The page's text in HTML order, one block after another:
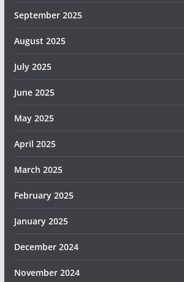
September 2025
August 2025
July 2025
June 2025
May 2025
April 2025
March 2025
February 2025
January 2025
December 2024
November 2024